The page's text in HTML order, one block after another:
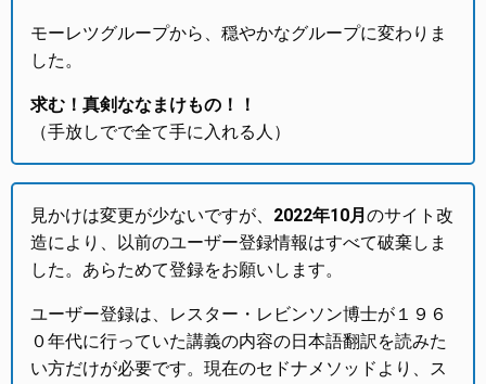
モーレツグループから、穏やかなグループに変わりま
した。
求む！真剣ななまけもの！！
（手放しでで全て手に入れる人）
見かけは変更が少ないですが、 2022年10月 のサイト改
造により、以前のユーザー登録情報はすべて破棄しま
した。あらためて登録をお願いします。
ユーザー登録は、レスター・レビンソン博士が１９６
０年代に行っていた講義の内容の日本語翻訳を読みた
い方だけが必要です。現在のセドナメソッドより、ス